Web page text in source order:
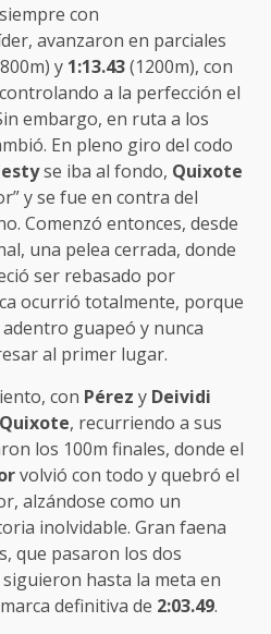
con
avanzaron en parciales
y 1:13.43(1200m), con
controlando a la perfección el
embargo, en ruta a los
En pleno giro del codo
se iba al fondo, Quixote
y se fue en contra del
Comenzó entonces, desde
una pelea cerrada, donde
ser rebasado por
ocurrió totalmente, porque
guapeó y nunca
al primer lugar.
con Pérez y Deividi
Quixote, recurriendo a sus
los 100m finales, donde el
volvió con todo y quebró el
alzándose como un
inolvidable. Gran faena
que pasaron los dos
hasta la meta en
definitiva de 2:03.49.